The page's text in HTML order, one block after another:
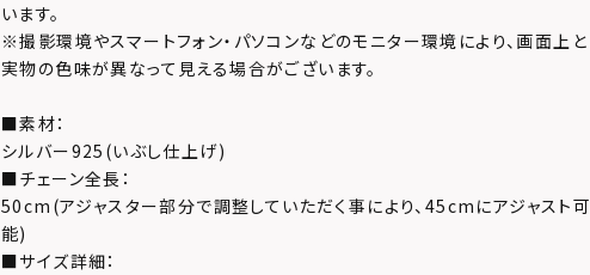
います。
※撮影環境やスマートフォン・パソコンなどのモニター環境により、画面上と
実物の色味が異なって見える場合がございます。
■素材：
シルバー925(いぶし仕上げ)
■チェーン全長：
50cm(アジャスター部分で調整していただく事により、45cmにアジャスト可
能)
■サイズ詳細：